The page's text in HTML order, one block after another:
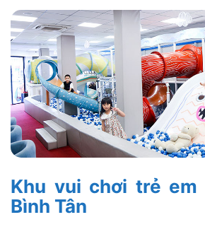
Khu vui chơi trẻ em
Bình Tân